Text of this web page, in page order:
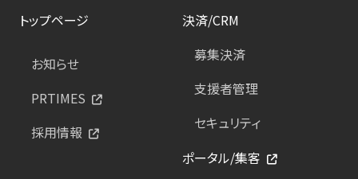
トップページ
お知らせ
PRTIMES
採用情報
決済/CRM
募集決済
支援者管理
セキュリティ
ポータル/集客